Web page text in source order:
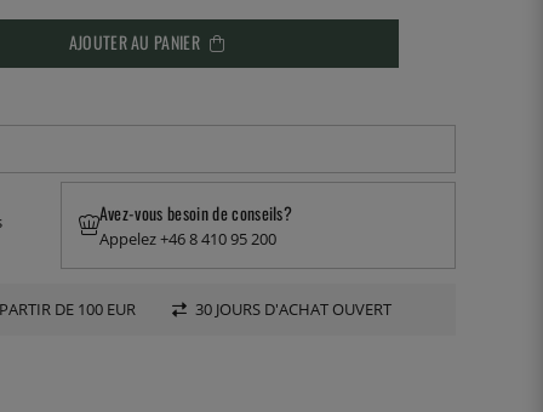
AJOUTER AU PANIER
Avez-vous besoin de conseils?
Appelez +46 8 410 95 200
DE 100 EUR 30 JOURS D'ACHAT OUVERT